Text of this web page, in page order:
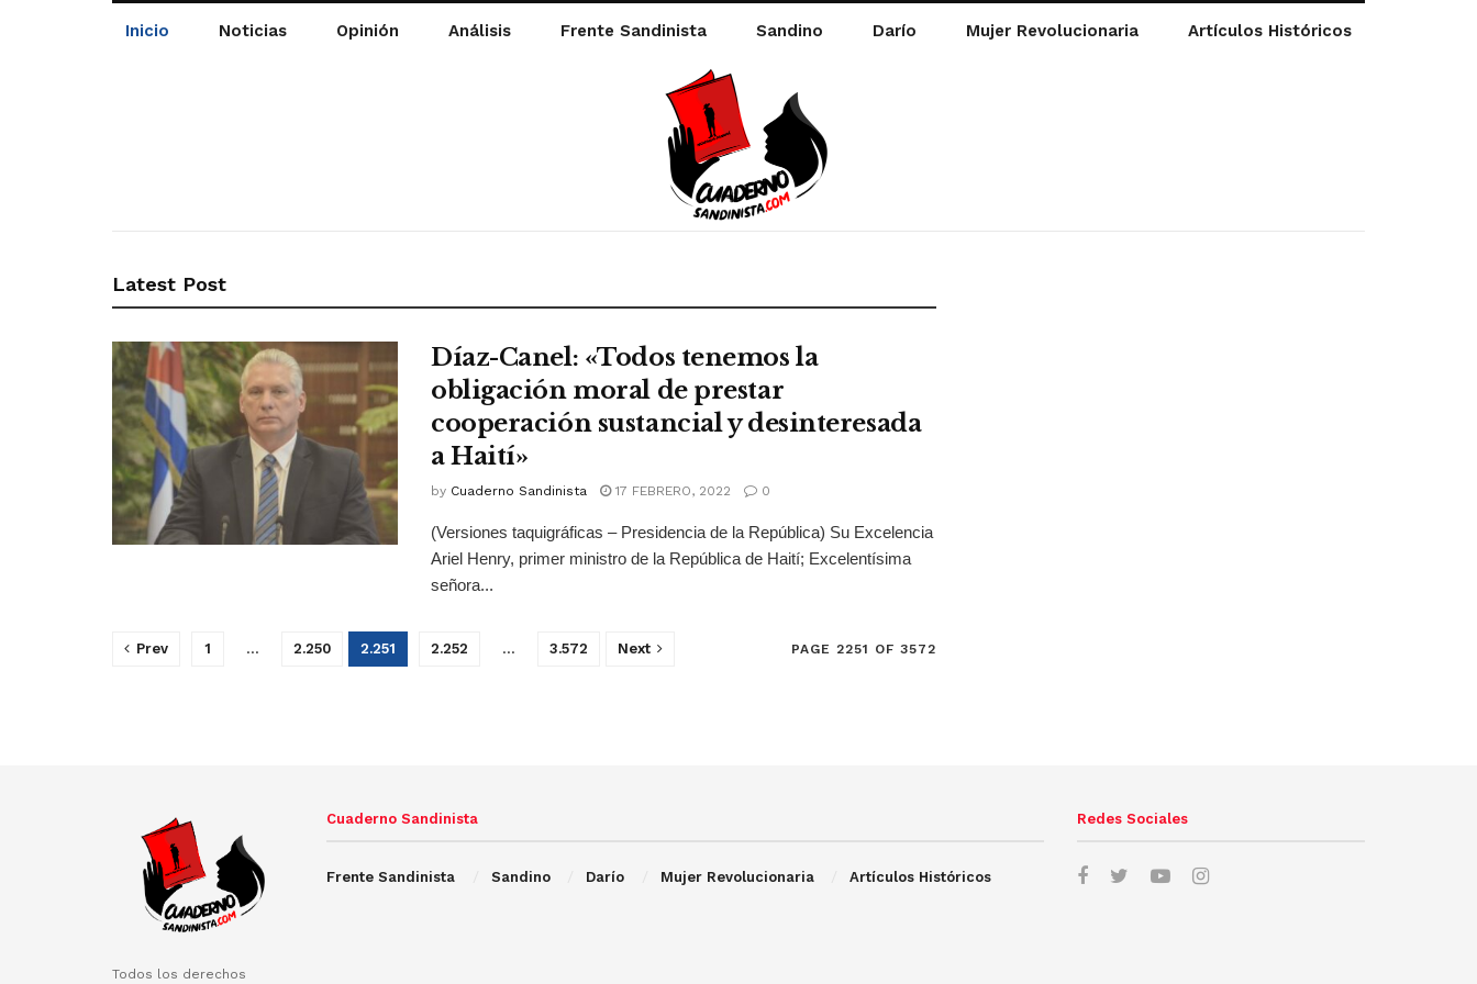
Inicio Noticias Opinión Análisis Frente Sandinista Sandino Darío Mujer Revolucionaria Artículos Históricos
Latest Post
Díaz-Canel: «Todos tenemos la
obligación moral de prestar
cooperación sustancial y desinteresada
a Haití»
by Cuaderno Sandinista 17 FEBRERO, 2022 0
(Versiones taquigráficas – Presidencia de la República) Su Excelencia
Ariel Henry, primer ministro de la República de Haití; Excelentísima
señora...
PAGE 2251 OF 3572
Prev 1 … 2.250 2.251 2.252 … 3.572 Next
Todos los derechos
Cuaderno Sandinista
Frente Sandinista Sandino Darío Mujer Revolucionaria Artículos Históricos
Redes Sociales